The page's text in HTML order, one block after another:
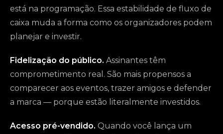
está na programação. Essa estabilidade de fluxo de
caixa muda a forma como os organizadores podem
planejar e investir.
Fidelização do público. Assinantes têm
comprometimento real. São mais propensos a
comparecer aos eventos, trazer amigos e defender
a marca — porque estão literalmente investidos.
Acesso pré-vendido. Quando você lança um